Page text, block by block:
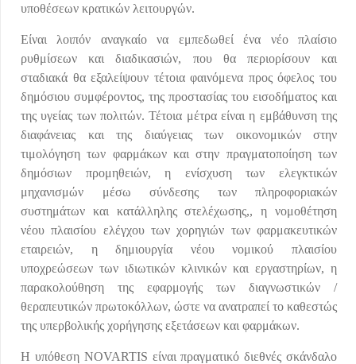
υποθέσεων κρατικών λειτουργών.
Είναι λοιπόν αναγκαίο να εμπεδωθεί ένα νέο πλαίσιο
ρυθμίσεων και διαδικασιών, που θα περιορίσουν και
σταδιακά θα εξαλείψουν τέτοια φαινόμενα προς όφελος του
δημόσιου συμφέροντος, της προστασίας του εισοδήματος και
της υγείας των πολιτών. Τέτοια μέτρα είναι η εμβάθυνση της
διαφάνειας και της διαύγειας των οικονομικών στην
τιμολόγηση των φαρμάκων και στην πραγματοποίηση των
δημόσιων προμηθειών, η ενίσχυση των ελεγκτικών
μηχανισμών μέσω σύνδεσης των πληροφοριακών
συστημάτων και κατάλληλης στελέχωσης,, η νομοθέτηση
νέου πλαισίου ελέγχου των χορηγιών των φαρμακευτικών
εταιρειών, η δημιουργία νέου νομικού πλαισίου
υποχρεώσεων των ιδιωτικών κλινικών και εργαστηρίων, η
παρακολούθηση της εφαρμογής των διαγνωστικών /
θεραπευτικών πρωτοκόλλων, ώστε να ανατραπεί το καθεστώς
της υπερβολικής χορήγησης εξετάσεων και φαρμάκων.
Η υπόθεση NOVARTIS είναι πραγματικό διεθνές σκάνδαλο